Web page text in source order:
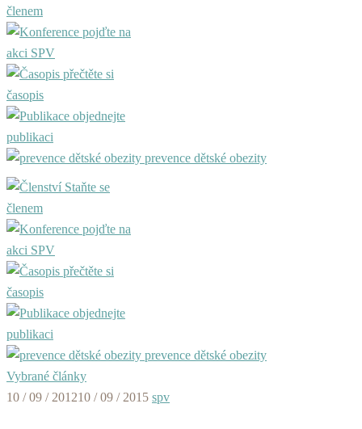
členem
pojďte na
akci SPV
přečtěte si
časopis
objednejte
publikaci
prevence dětské obezity
Staňte se
členem
pojďte na
akci SPV
přečtěte si
časopis
objednejte
publikaci
prevence dětské obezity
Vybrané články
10 / 09 / 201210 / 09 / 2015 spv